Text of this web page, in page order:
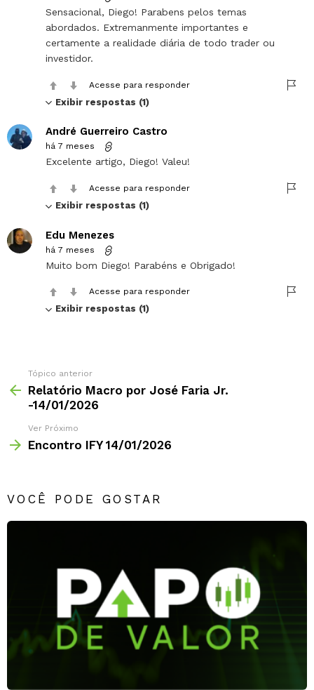
Sensacional, Diego! Parabens pelos temas
abordados. Extremanmente importantes e
certamente a realidade diária de todo trader ou
investidor.
Acesse para responder
Exibir respostas (1)
André Guerreiro Castro
há 7 meses
Excelente artigo, Diego! Valeu!
Acesse para responder
Exibir respostas (1)
Edu Menezes
há 7 meses
Muito bom Diego! Parabéns e Obrigado!
Acesse para responder
Exibir respostas (1)
Tópico anterior
Relatório Macro por José Faria Jr.
-14/01/2026
Ver Próximo
Encontro IFY 14/01/2026
VOCÊ PODE GOSTAR